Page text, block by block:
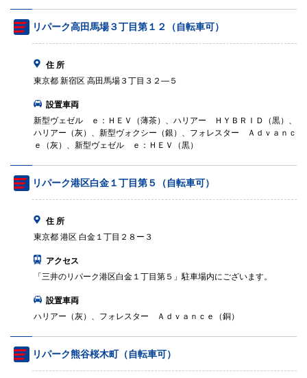
リパーク高田馬場３丁目第１２（自転車可）
住 所
東京都 新宿区 高田馬場３丁目３２—５
設置車両
新型ヴェゼル ｅ：ＨＥＶ（薄茶）、ハリアー ＨＹＢＲＩＤ（黒）、
ハリアー（灰）、新型ヴォクシー（銀）、フォレスター Ａｄｖａｎｃ
ｅ（灰）、新型ヴェゼル ｅ：ＨＥＶ（黒）
リパーク港区白金１丁目第５（自転車可）
住 所
東京都 港区 白金１丁目２８ー３
アクセス
「三井のリパーク港区白金１丁目第５」駐車場内にございます。
設置車両
ハリアー（灰）、フォレスター Ａｄｖａｎｃｅ（銅）
リパーク熊谷桜木町（自転車可）